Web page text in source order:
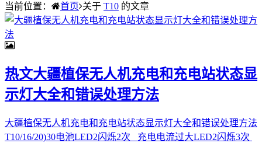
当前位置： 首页 关于 T10 的文章
热文大疆植保无人机充电和充电站状态显
示灯大全和错误处理方法
大疆植保无人机充电和充电站状态显示灯大全和错误处理方法
T10/16/20)30电池LED2闪烁2次 充电电流过大LED2闪烁3次